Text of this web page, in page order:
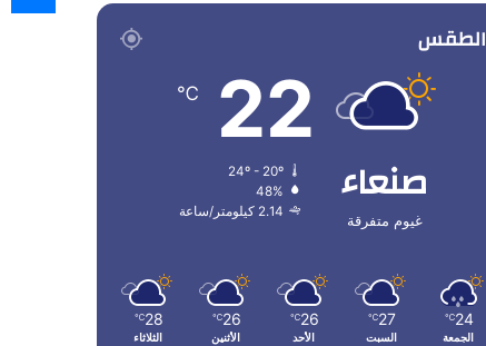
الطقس
صنعاء
غيوم متفرقة
22
℃
24º - 20º
48%
2.14 كيلومتر/ساعة
24
℃
الجمعة
27
℃
السبت
26
℃
الأحد
26
℃
الأثنين
28
℃
الثلاثاء